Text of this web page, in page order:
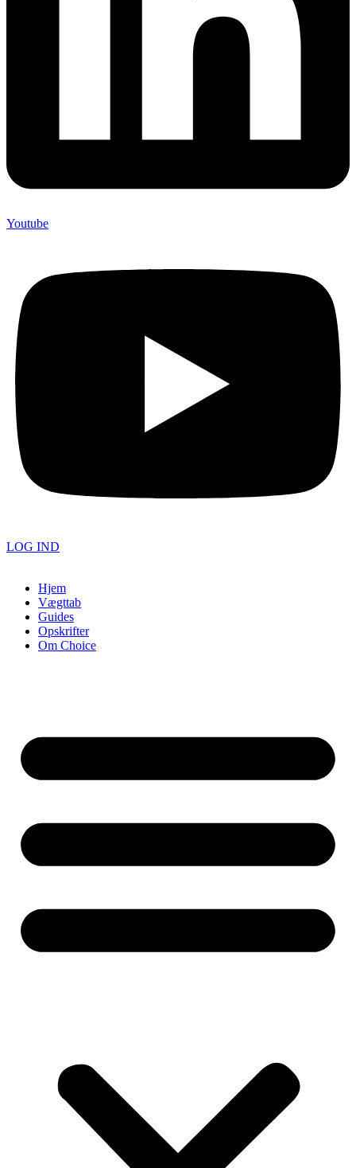
Youtube
LOG IND
Hjem
Vægttab
Guides
Opskrifter
Om Choice